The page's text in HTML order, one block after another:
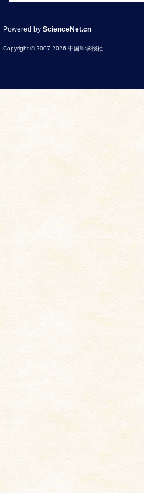
Powered by ScienceNet.cn
Copyright © 2007-2026 中国科学报社